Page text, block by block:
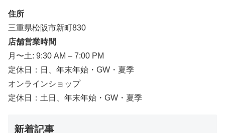
住所
三重県松阪市新町830
店舗営業時間
月〜土: 9:30 AM – 7:00 PM
定休日：日、年末年始・GW・夏季
オンラインショップ
定休日：土日、年末年始・GW・夏季
新着記事